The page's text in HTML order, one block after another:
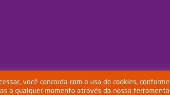
Privacidade Política de Cookies
você concorda com o uso de cookies, conforme
a qualquer momento através da nossa ferramenta